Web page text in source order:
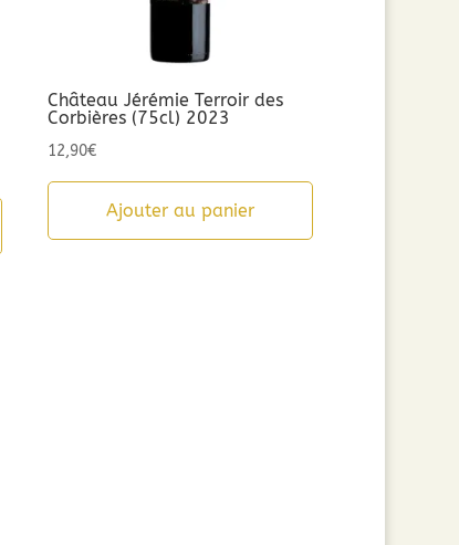
Château Jérémie Terroir des
Corbières (75cl) 2023
12,90€
Ajouter au panier